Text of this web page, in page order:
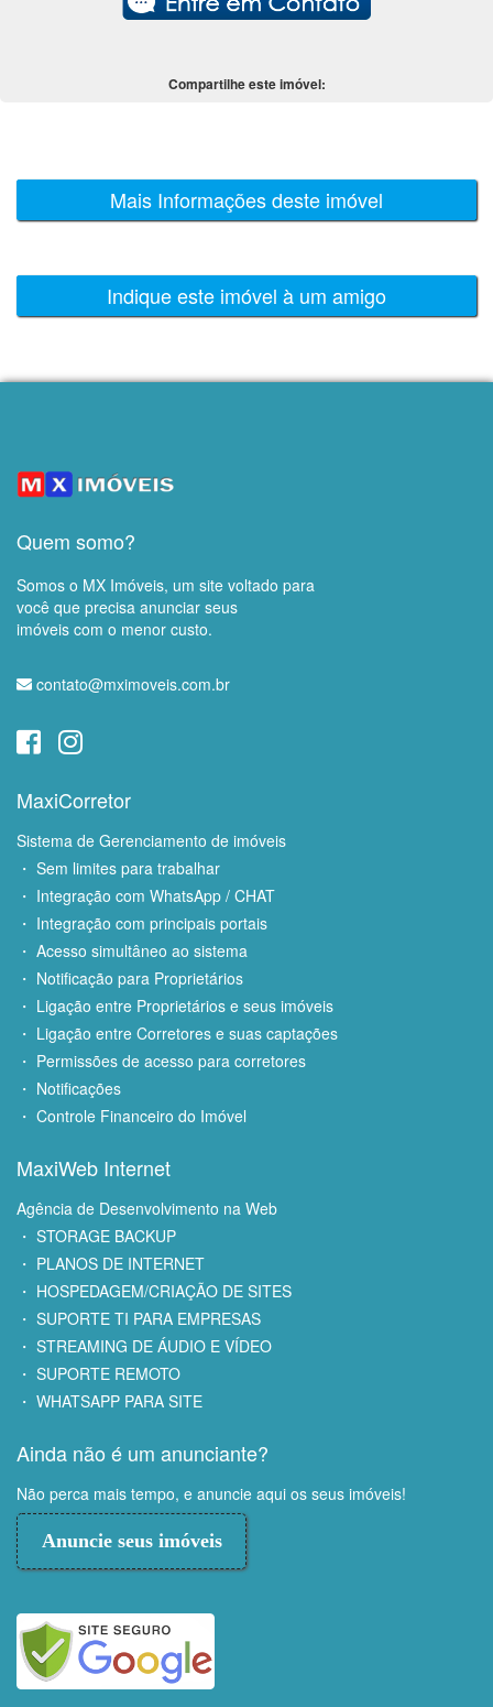
Compartilhe este imóvel:
Mais Informações deste imóvel
Indique este imóvel à um amigo
Quem somo?
Somos o MX Imóveis, um site voltado para
você que precisa anunciar seus
imóveis com o menor custo.
contato@mximoveis.com.br
MaxiCorretor
Sistema de Gerenciamento de imóveis
・ Sem limites para trabalhar
・ Integração com WhatsApp / CHAT
・ Integração com principais portais
・ Acesso simultâneo ao sistema
・ Notificação para Proprietários
・ Ligação entre Proprietários e seus imóveis
・ Ligação entre Corretores e suas captações
・ Permissões de acesso para corretores
・ Notificações
・ Controle Financeiro do Imóvel
MaxiWeb Internet
Agência de Desenvolvimento na Web
・ STORAGE BACKUP
・ PLANOS DE INTERNET
・ HOSPEDAGEM/CRIAÇÃO DE SITES
・ SUPORTE TI PARA EMPRESAS
・ STREAMING DE ÁUDIO E VÍDEO
・ SUPORTE REMOTO
・ WHATSAPP PARA SITE
Ainda não é um anunciante?
Não perca mais tempo, e anuncie aqui os seus imóveis!
Anuncie seus imóveis